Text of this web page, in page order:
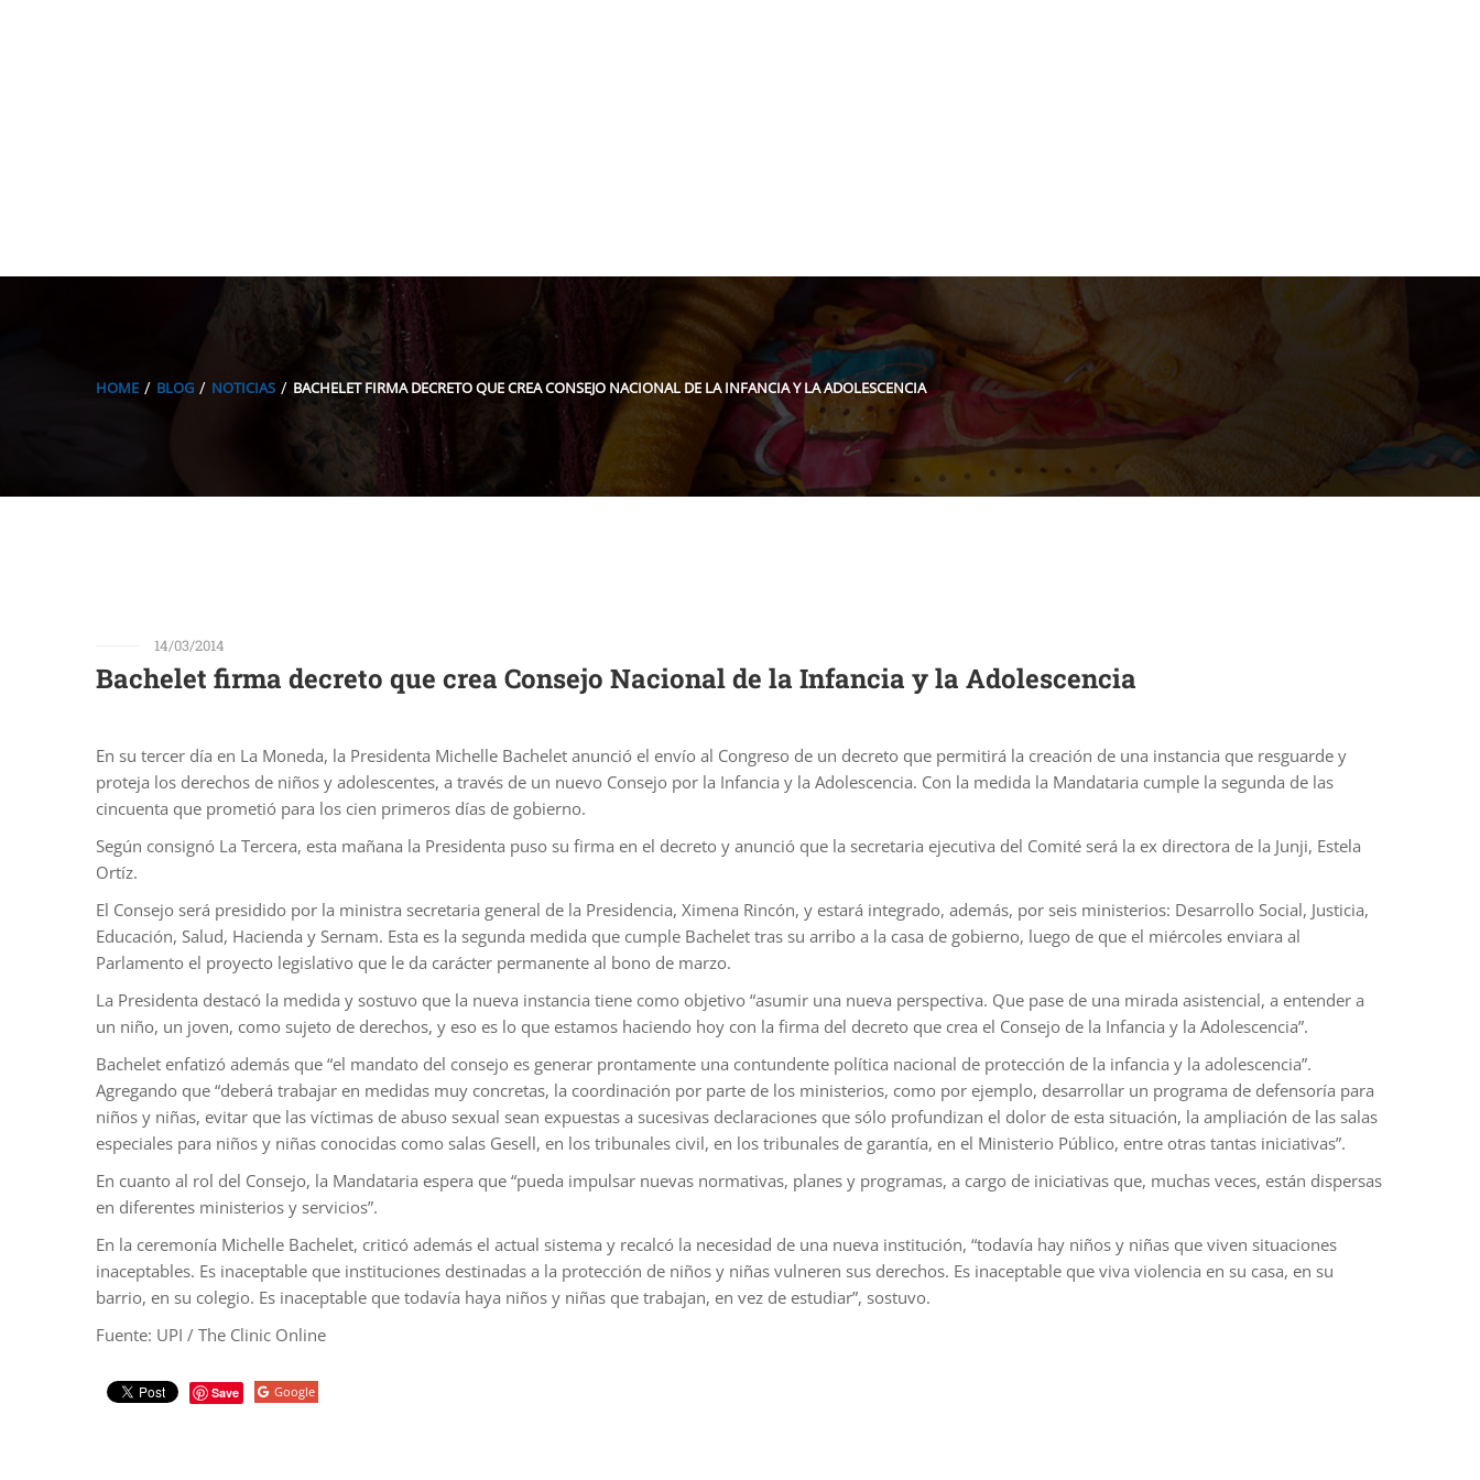
HOME BLOG NOTICIAS BACHELET FIRMA DECRETO QUE CREA CONSEJO NACIONAL DE LA INFANCIA Y LA ADOLESCENCIA
14/03/2014
Bachelet firma decreto que crea Consejo Nacional de la Infancia y la Adolescencia
En su tercer día en La Moneda, la Presidenta Michelle Bachelet anunció el envío al Congreso de un decreto que permitirá la creación de una instancia que resguarde y
proteja los derechos de niños y adolescentes, a través de un nuevo Consejo por la Infancia y la Adolescencia. Con la medida la Mandataria cumple la segunda de las
cincuenta que prometió para los cien primeros días de gobierno.
Según consignó La Tercera, esta mañana la Presidenta puso su firma en el decreto y anunció que la secretaria ejecutiva del Comité será la ex directora de la Junji, Estela
Ortíz.
El Consejo será presidido por la ministra secretaria general de la Presidencia, Ximena Rincón, y estará integrado, además, por seis ministerios: Desarrollo Social, Justicia,
Educación, Salud, Hacienda y Sernam. Esta es la segunda medida que cumple Bachelet tras su arribo a la casa de gobierno, luego de que el miércoles enviara al
Parlamento el proyecto legislativo que le da carácter permanente al bono de marzo.
La Presidenta destacó la medida y sostuvo que la nueva instancia tiene como objetivo “asumir una nueva perspectiva. Que pase de una mirada asistencial, a entender a
un niño, un joven, como sujeto de derechos, y eso es lo que estamos haciendo hoy con la firma del decreto que crea el Consejo de la Infancia y la Adolescencia”.
Bachelet enfatizó además que “el mandato del consejo es generar prontamente una contundente política nacional de protección de la infancia y la adolescencia”.
Agregando que “deberá trabajar en medidas muy concretas, la coordinación por parte de los ministerios, como por ejemplo, desarrollar un programa de defensoría para
niños y niñas, evitar que las víctimas de abuso sexual sean expuestas a sucesivas declaraciones que sólo profundizan el dolor de esta situación, la ampliación de las salas
especiales para niños y niñas conocidas como salas Gesell, en los tribunales civil, en los tribunales de garantía, en el Ministerio Público, entre otras tantas iniciativas”.
En cuanto al rol del Consejo, la Mandataria espera que “pueda impulsar nuevas normativas, planes y programas, a cargo de iniciativas que, muchas veces, están dispersas
en diferentes ministerios y servicios”.
En la ceremonía Michelle Bachelet, criticó además el actual sistema y recalcó la necesidad de una nueva institución, “todavía hay niños y niñas que viven situaciones
inaceptables. Es inaceptable que instituciones destinadas a la protección de niños y niñas vulneren sus derechos. Es inaceptable que viva violencia en su casa, en su
barrio, en su colegio. Es inaceptable que todavía haya niños y niñas que trabajan, en vez de estudiar”, sostuvo.
Fuente: UPI / The Clinic Online
Google
Save